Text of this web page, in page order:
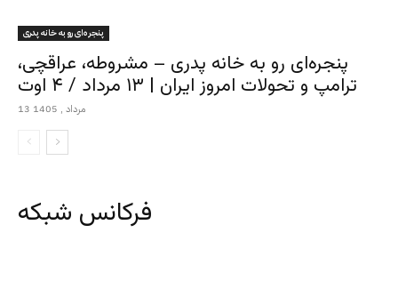
پنجره‌ای رو به خانه پدری
پنجره‌ای رو به خانه پدری – مشروطه، عراقچی،
ترامپ و تحولات امروز ایران | ۱۳ مرداد / ۴ اوت
13 مرداد , 1405
فرکانس شبکه